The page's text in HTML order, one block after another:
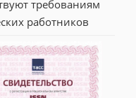
требованиям
работников